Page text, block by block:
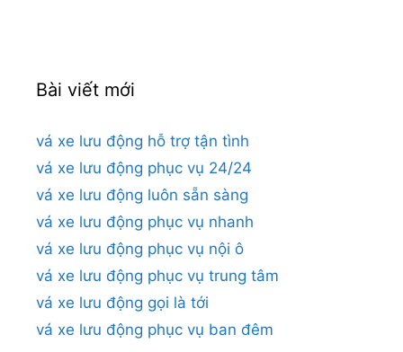
Bài viết mới
vá xe lưu động hỗ trợ tận tình
vá xe lưu động phục vụ 24/24
vá xe lưu động luôn sẵn sàng
vá xe lưu động phục vụ nhanh
vá xe lưu động phục vụ nội ô
vá xe lưu động phục vụ trung tâm
vá xe lưu động gọi là tới
vá xe lưu động phục vụ ban đêm